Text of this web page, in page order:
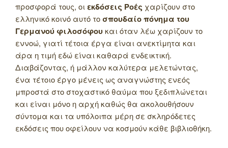
προσφορά τους, οι εκδόσεις Ροές χαρίζουν στο
ελληνικό κοινό αυτό το σπουδαίο πόνημα του
Γερμανού φιλοσόφουκαι όταν λέω χαρίζουν το
εννοώ, γιατί τέτοια έργα είναι ανεκτίμητα και
άρα η τιμή εδώ είναι καθαρά ενδεικτική.
Διαβάζοντας, ή μάλλον καλύτερα μελετώντας,
ένα τέτοιο έργο μένεις ως αναγνώστης ενεός
μπροστά στο στοχαστικό θαύμα που ξεδιπλώνεται
και είναι μόνο η αρχή καθώς θα ακολουθήσουν
σύντομα και τα υπόλοιπα μέρη σε σκληρόδετες
εκδόσεις που οφείλουν να κοσμούν κάθε βιβλιοθήκη.